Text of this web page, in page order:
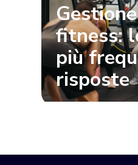
fitness:
più
risposte